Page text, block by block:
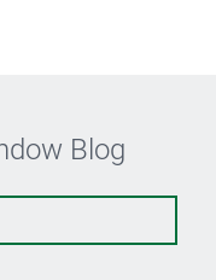
Blog